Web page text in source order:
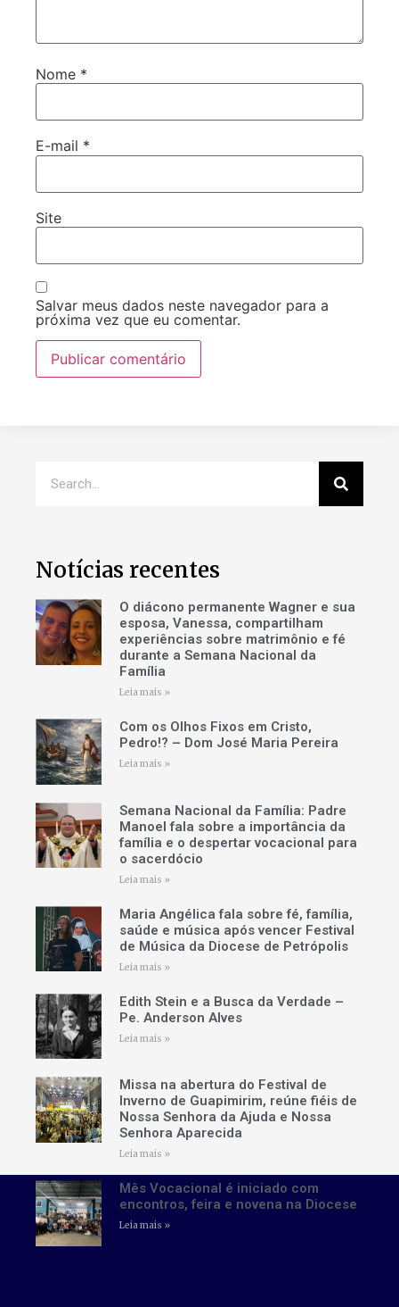
Nome *
E-mail *
Site
Salvar meus dados neste navegador para a
próxima vez que eu comentar.
Notícias recentes
O diácono permanente Wagner e sua
esposa, Vanessa, compartilham
experiências sobre matrimônio e fé
durante a Semana Nacional da
Família
Leia mais »
Com os Olhos Fixos em Cristo,
Pedro!? – Dom José Maria Pereira
Leia mais »
Semana Nacional da Família: Padre
Manoel fala sobre a importância da
família e o despertar vocacional para
o sacerdócio
Leia mais »
Maria Angélica fala sobre fé, família,
saúde e música após vencer Festival
de Música da Diocese de Petrópolis
Leia mais »
Edith Stein e a Busca da Verdade –
Pe. Anderson Alves
Leia mais »
Missa na abertura do Festival de
Inverno de Guapimirim, reúne fiéis de
Nossa Senhora da Ajuda e Nossa
Senhora Aparecida
Leia mais »
Mês Vocacional é iniciado com
encontros, feira e novena na Diocese
Leia mais »